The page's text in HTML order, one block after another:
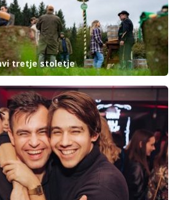
tretje stoletje